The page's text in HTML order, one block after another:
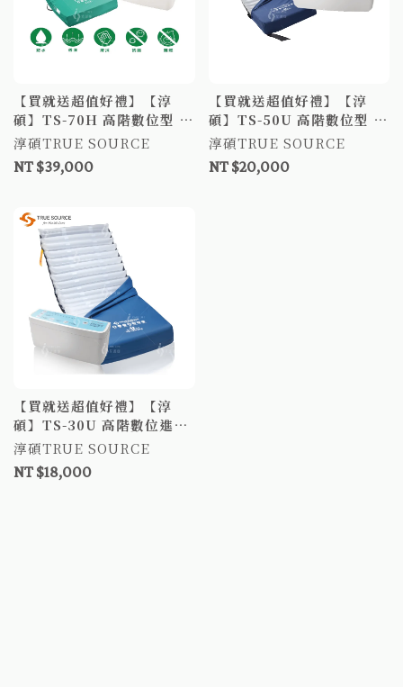
【買就送超值好禮】【淳
碩】TS-70H 高階數位型 氣
墊床 6吋24日型管 防褥瘡氣
墊床 防褥瘡床墊 減壓床墊
淳碩TRUE SOURCE
NT $39,000
【買就送超值好禮】【淳
碩】TS-50U 高階數位型 氣
墊床 6吋20管 上下獨立氣室
三管交替減壓氣墊床 防褥瘡
氣墊床 褥瘡床墊 TS50U 醫
淳碩TRUE SOURCE
NT $20,000
【買就送超值好禮】【淳
碩】TS-30U 高階數位進階
型 6吋三管純TPU雙層獨立
氣室氣墊床 醫療氣墊床 自
動充氣墊 防褥瘡氣墊床 褥
淳碩TRUE SOURCE
NT $18,000